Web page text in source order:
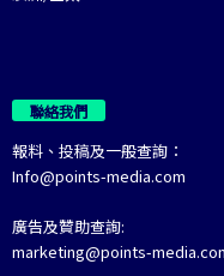
聯絡我們
報料、投稿及一般查詢：
Info@points-media.com
廣告及贊助查詢:
marketing@points-